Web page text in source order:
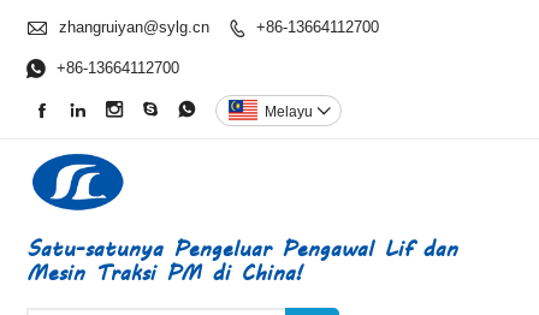
 zhangruiyan@sylg.cn  +86-13664112700
 +86-13664112700
     Melayu 
Satu-satunya Pengeluar Pengawal Lif dan
Mesin Traksi PM di China!